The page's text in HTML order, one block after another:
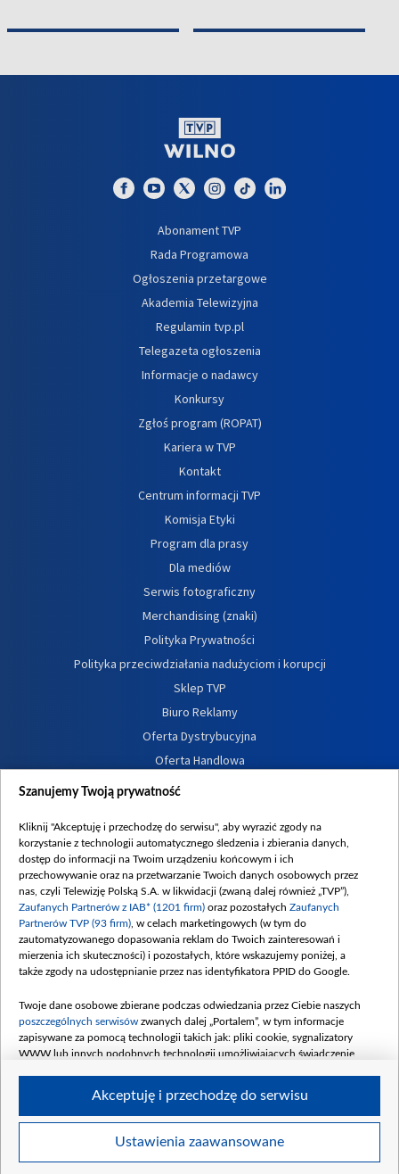
Abonament TVP
Rada Programowa
Ogłoszenia przetargowe
Akademia Telewizyjna
Regulamin tvp.pl
Telegazeta ogłoszenia
Informacje o nadawcy
Konkursy
Zgłoś program (ROPAT)
Kariera w TVP
Kontakt
Centrum informacji TVP
Komisja Etyki
Program dla prasy
Dla mediów
Serwis fotograficzny
Merchandising (znaki)
Polityka Prywatności
Polityka przeciwdziałania nadużyciom i korupcji
Sklep TVP
Biuro Reklamy
Oferta Dystrybucyjna
Oferta Handlowa
Dostępność
Procedura zgłoszeń wewnętrznych
©2026 Telewizja Polska S. A. w likwidacji
Szanujemy Twoją prywatność
Kliknij "Akceptuję i przechodzę do serwisu", aby wyrazić zgody na
korzystanie z technologii automatycznego śledzenia i zbierania danych,
dostęp do informacji na Twoim urządzeniu końcowym i ich
przechowywanie oraz na przetwarzanie Twoich danych osobowych przez
nas, czyli Telewizję Polską S.A. w likwidacji (zwaną dalej również „TVP”),
Zaufanych Partnerów z IAB* (1201 firm) oraz pozostałych Zaufanych
Partnerów TVP (93 firm) , w celach marketingowych (w tym do
zautomatyzowanego dopasowania reklam do Twoich zainteresowań i
mierzenia ich skuteczności) i pozostałych, które wskazujemy poniżej, a
także zgody na udostępnianie przez nas identyfikatora PPID do Google.
Twoje dane osobowe zbierane podczas odwiedzania przez Ciebie naszych
poszczególnych serwisów zwanych dalej „Portalem”, w tym informacje
zapisywane za pomocą technologii takich jak: pliki cookie, sygnalizatory
WWW lub innych podobnych technologii umożliwiających świadczenie
Twoje dane osobowe zbierane podczas odwiedzania przez Ciebie
Ustawienia zaawansowane
Akceptuję i przechodzę do serwisu